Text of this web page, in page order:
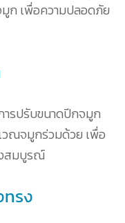
ก เพื่อความปลอดภัย
ารปรับขนาดปีกจมูก
ณจมูกร่วมด้วย เพื่อ
งสมบูรณ์
ทรง